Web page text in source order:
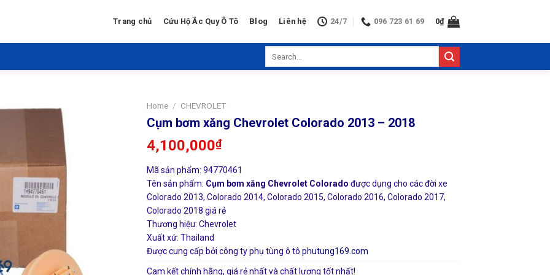
Trang chủ Cứu Hộ Ắc Quy Ô Tô Blog Liên hệ 24/7 096 723 61 69 0₫
Home / CHEVROLET
Cụm bơm xăng Chevrolet Colorado 2013 – 2018
4,100,000₫
Mã sản phẩm: 94770461
Tên sản phẩm: Cụm bơm xăng Chevrolet Colorado được dụng cho các đời xe
Colorado 2013, Colorado 2014, Colorado 2015, Colorado 2016, Colorado 2017,
Colorado 2018 giá rẻ
Thương hiệu: Chevrolet
Xuất xứ: Thailand
Được cung cấp bởi công ty phụ tùng ô tô phutung169.com
Cam kết chính hãng, giá rẻ nhất và chất lượng tốt nhất!